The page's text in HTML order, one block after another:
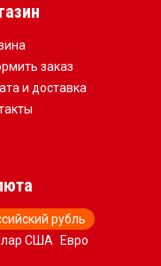
заказ
и доставка
рубль
США
Евро